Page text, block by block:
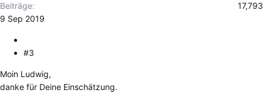
Beiträge
17,793
9 Sep 2019
#3
Moin Ludwig,
danke für Deine Einschätzung.